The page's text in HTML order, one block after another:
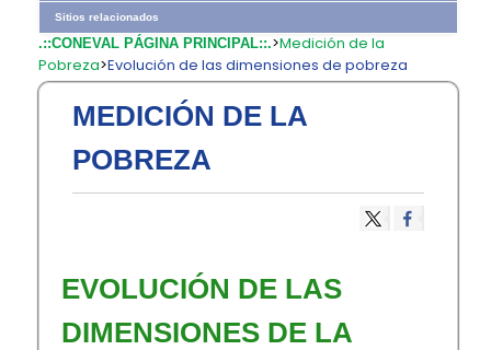
Sitios relacionados
.::CONEVAL PÁGINA PRINCIPAL::.>Medición de la
Pobreza>Evolución de las dimensiones de pobreza
MEDICIÓN DE LA
POBREZA
​​EVOLUCIÓN DE LAS
DIMENSIONES DE LA